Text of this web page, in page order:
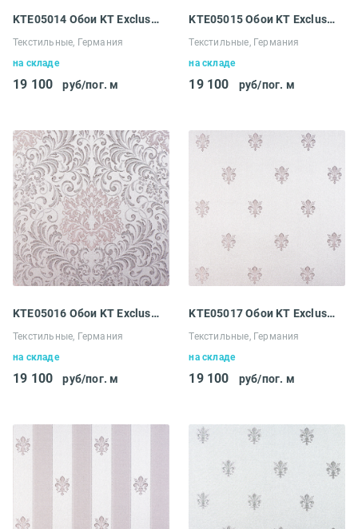
KTE05014 Обои KT Exclusive Ludowig
Текстильные, Германия
на складе
19 100 руб/пог. м
KTE05015 Обои KT Exclusive Ludowig
Текстильные, Германия
на складе
19 100 руб/пог. м
KTE05016 Обои KT Exclusive Ludowig
Текстильные, Германия
на складе
19 100 руб/пог. м
KTE05017 Обои KT Exclusive Ludowig
Текстильные, Германия
на складе
19 100 руб/пог. м